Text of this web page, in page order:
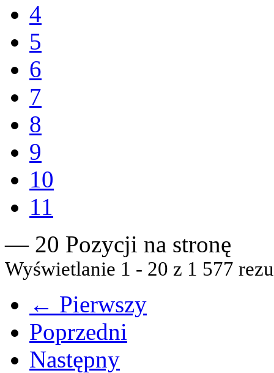
4
5
6
7
8
9
10
11
— 20 Pozycji na stronę
Wyświetlanie 1 - 20 z 1 577
← Pierwszy
Poprzedni
Następny